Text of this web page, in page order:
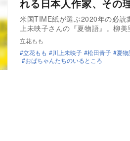
れる日本人作家、その
米国TIME紙が選ぶ2020年の必読
上未映子さんの『夏物語』。柳
立花もも
立花もも
川上未映子 松田青子 夏
おばちゃんたちのいるところ